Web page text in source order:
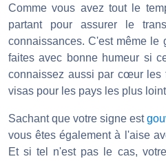
Comme vous avez tout le
partant pour assurer le
connaissances. C'est même le
faites avec bonne humeur si
connaissez aussi par cœur les
visas pour les pays les plus
Sachant que votre signe est
vous êtes également à l'aise
Et si tel n'est pas le cas,